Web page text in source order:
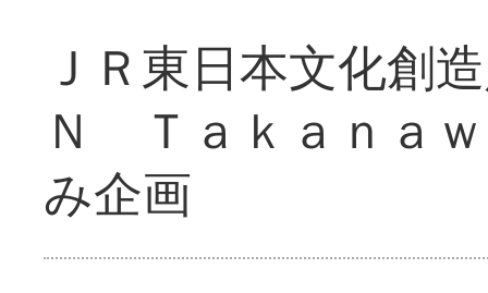
ＪＲ東日本文化創
Ｎ Ｔａｋａｎａ
み企画